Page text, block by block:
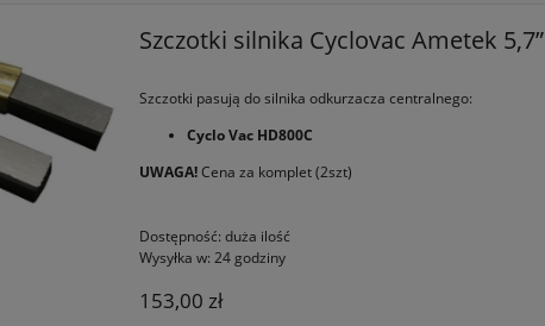
Szczotki silnika Cyclovac Ametek 5,7”
Szczotki pasują do silnika odkurzacza centralnego:
Cyclo Vac HD800C
UWAGA!Cena za komplet (2szt)
Dostępność: duża ilość
Wysyłka w: 24 godziny
153,00 zł